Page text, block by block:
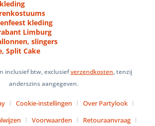
kleding
Limburg
slingers
Split Cake
inclusief btw, exclusiefverzendkosten, tenzij
anderszins aangegeven.
Cookie-instellingen
Over Partylook
Voorwaarden
Retouraanvraag